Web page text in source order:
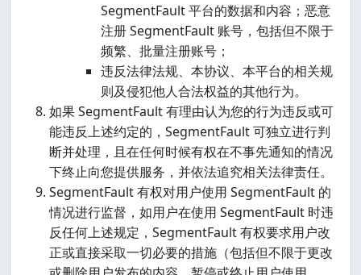
SegmentFault 平台的数据和内容；恶意
注册 SegmentFault 账号，包括但不限于
频繁、批量注册账号；
违反法律法规、本协议、本平台的相关规
则及侵犯他人合法权益的其他行为。
如果 SegmentFault 有理由认为您的行为违反或可
能违反上述约定的，SegmentFault 可独立进行判
断并处理，且在任何时候有权在不事先通知的情况
下终止向您提供服务，并依法追究相关法律责任。
SegmentFault 有权对用户使用 SegmentFault 的
情况进行监督，如用户在使用 SegmentFault 时违
反任何上述规定，SegmentFault 有权要求用户改
正或直接采取一切必要的措施（包括但不限于更改